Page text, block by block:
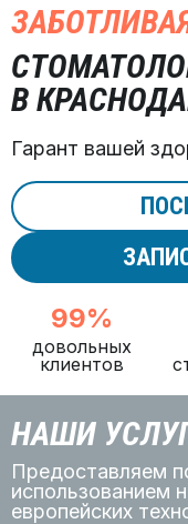
В
Гарант вашей
99%
довольных
клиентов
НАШИ
Предоставляем
использованием
европейских